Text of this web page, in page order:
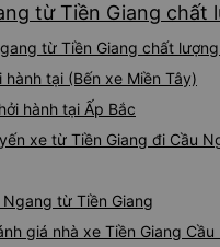
từ Tiền Giang chất
từ Tiền Giang chất
tại (Bến xe Miền Tây)
hành tại Ấp Bắc
xe từ Tiền Giang đi Cầu
từ Tiền Giang
giá nhà xe Tiền Giang Cầu